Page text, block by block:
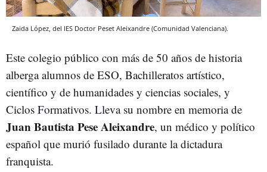
Zaida López, del IES Doctor Peset Aleixandre (Comunidad Valenciana).
Este colegio público con más de 50 años de historia
alberga alumnos de ESO, Bachilleratos artístico,
científico y de humanidades y ciencias sociales, y
Ciclos Formativos. Lleva su nombre en memoria de
Juan Bautista Pese Aleixandre, un médico y político
español que murió fusilado durante la dictadura
franquista.